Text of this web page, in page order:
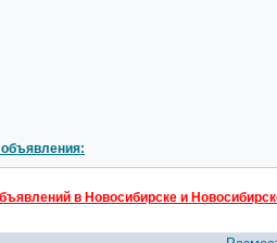
в Новосибирске и